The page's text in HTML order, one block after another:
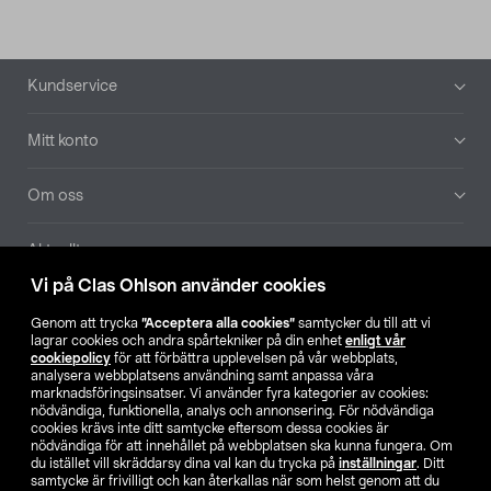
Vi på Clas Ohlson använder cookies
Genom att trycka ”Acceptera alla cookies” samtycker du till att vi
lagrar cookies och andra spårtekniker på din enhet enligt vår
cookiepolicy för att förbättra upplevelsen på vår webbplats,
analysera webbplatsens användning samt anpassa våra
marknadsföringsinsatser. Vi använder fyra kategorier av cookies:
nödvändiga, funktionella, analys och annonsering. För nödvändiga
cookies krävs inte ditt samtycke eftersom dessa cookies är
nödvändiga för att innehållet på webbplatsen ska kunna fungera. Om
du istället vill skräddarsy dina val kan du trycka på inställningar. Ditt
samtycke är frivilligt och kan återkallas när som helst genom att du
Sidfot
Kundservice
Mitt konto
Om oss
Aktuellt
Hitta butik
SE NO FI